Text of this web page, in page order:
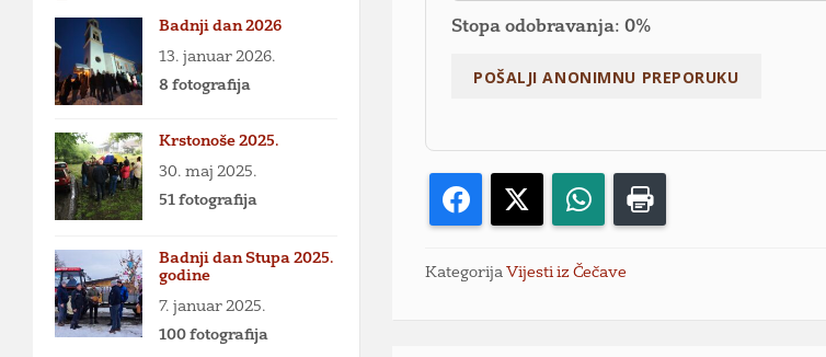
Stopa odobravanja: 0%
Facebook WhatsApp
KategorijaVijesti iz Čečave
Badnji dan 2026
13. januar 2026.
8 fotografija
Krstonoše 2025.
30. maj 2025.
51 fotografija
Badnji dan Stupa 2025.
godine
7. januar 2025.
100 fotografija